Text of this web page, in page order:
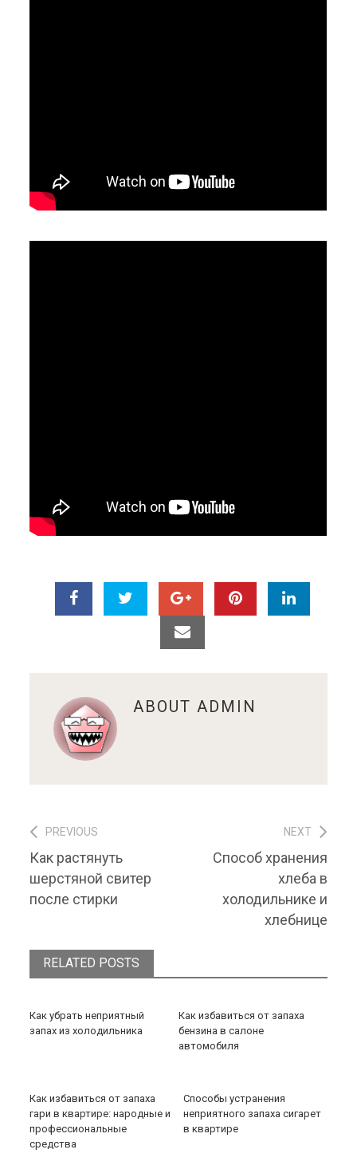
ABOUT ADMIN
Навигация по записям
PREVIOUS
Previous post:
Как растянуть
шерстяной свитер
после стирки
NEXT
Next post:
Способ хранения
хлеба в
холодильнике и
хлебнице
RELATED POSTS
Как убрать неприятный
запах из холодильника
Как избавиться от запаха
бензина в салоне
автомобиля
Как избавиться от запаха
гари в квартире: народные и
профессиональные
средства
Способы устранения
неприятного запаха сигарет
в квартире